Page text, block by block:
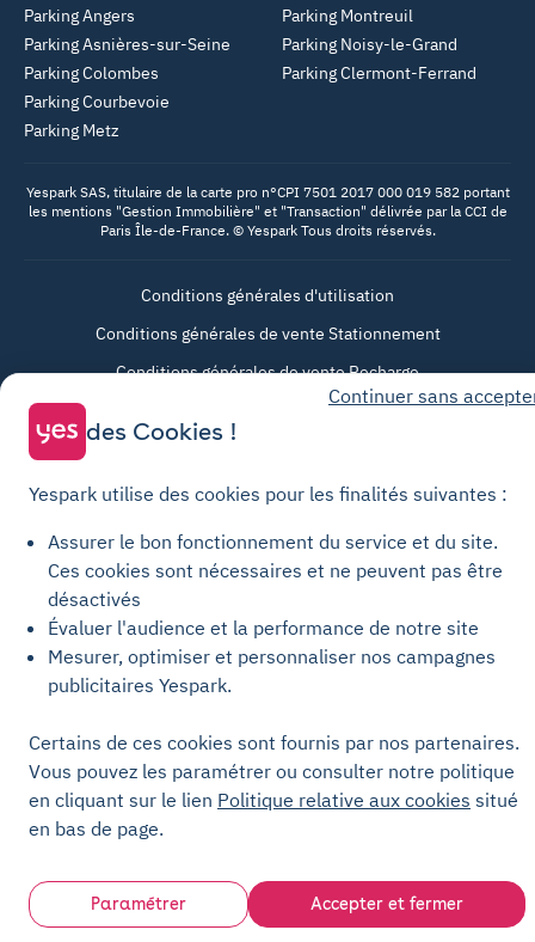
Parking Angers
Parking Asnières-sur-Seine
Parking Colombes
Parking Courbevoie
Parking Metz
Parking Montreuil
Parking Noisy-le-Grand
Parking Clermont-Ferrand
Yespark SAS, titulaire de la carte pro n°CPI 7501 2017 000 019 582 portant
les mentions "Gestion Immobilière" et "Transaction" délivrée par la CCI de
Paris Île-de-France. © Yespark Tous droits réservés.
Conditions générales d'utilisation
Conditions générales de vente Stationnement
Conditions générales de vente Recharge
Politique de confidentialité
Politique relative aux cookies
Charte de transparence
Continuer sans
des Cookies !
Yespark utilise des cookies pour les finalités suivantes :
Assurer le bon fonctionnement du service et du site.
Ces cookies sont nécessaires et ne peuvent pas être
désactivés
Évaluer l'audience et la performance de notre site
Mesurer, optimiser et personnaliser nos campagnes
publicitaires Yespark.
Certains de ces cookies sont fournis par nos partenaires.
Vous pouvez les paramétrer ou consulter notre politique
en cliquant sur le lien Politique relative aux cookies situé
en bas de page.
Paramétrer Accepter et fermer